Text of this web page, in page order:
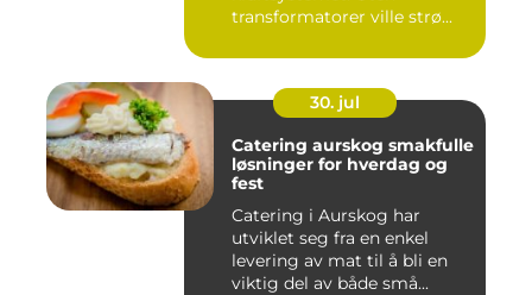
transformatorer ville strø...
30. jul
Catering aurskog smakfulle
løsninger for hverdag og
fest
Catering i Aurskog har
utviklet seg fra en enkel
levering av mat til å bli en
viktig del av både små...